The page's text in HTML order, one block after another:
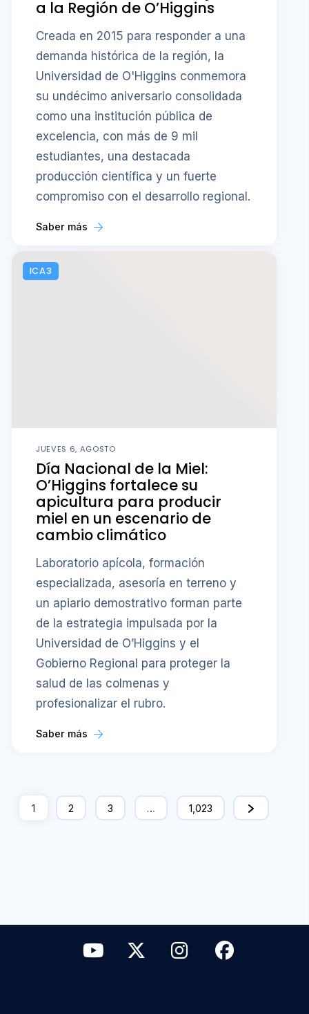
a la Región de O’Higgins
Creada en 2015 para responder a una
demanda histórica de la región, la
Universidad de O'Higgins conmemora
su undécimo aniversario consolidada
como una institución pública de
excelencia, con más de 9 mil
estudiantes, una destacada
producción científica y un fuerte
compromiso con el desarrollo regional.
Saber más
ICA3
JUEVES 6, AGOSTO
Día Nacional de la Miel:
O’Higgins fortalece su
apicultura para producir
miel en un escenario de
cambio climático
Laboratorio apícola, formación
especializada, asesoría en terreno y
un apiario demostrativo forman parte
de la estrategia impulsada por la
Universidad de O’Higgins y el
Gobierno Regional para proteger la
salud de las colmenas y
profesionalizar el rubro.
Saber más
1 2 3 … 1,023